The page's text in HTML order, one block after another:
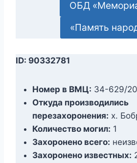
ОБД
«Память
ID: 90332781
Номер в ВМЦ: 34-629/
Откуда производились
перезахоронения: х.
Количество могил: 1
Захоронено всего:
Захоронено известных: